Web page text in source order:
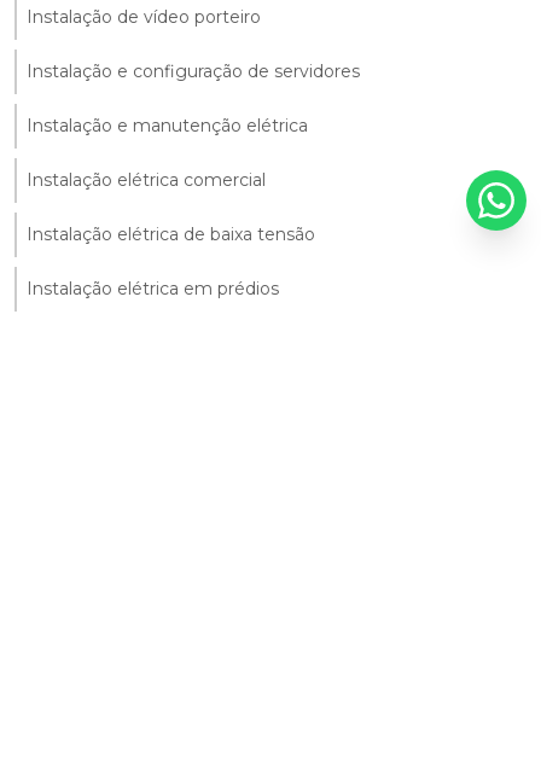
Instalação de vídeo porteiro
Instalação e configuração de servidores
Instalação e manutenção elétrica
Instalação elétrica comercial
Instalação elétrica de baixa tensão
Instalação elétrica em prédios